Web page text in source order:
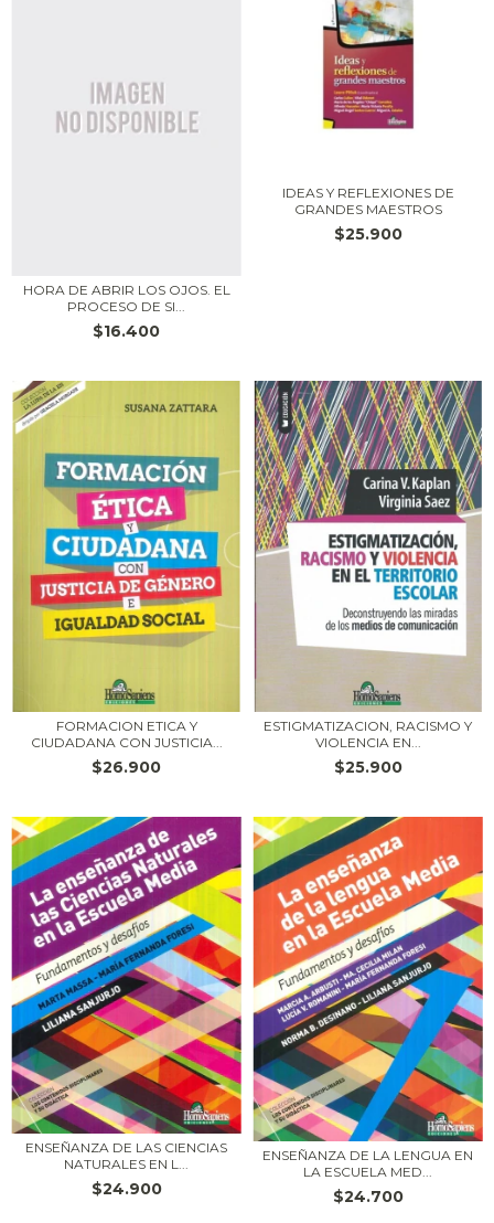
HORA DE ABRIR LOS OJOS. EL
PROCESO DE SI...
$16.400
IDEAS Y REFLEXIONES DE
GRANDES MAESTROS
$25.900
FORMACION ETICA Y
CIUDADANA CON JUSTICIA...
$26.900
ESTIGMATIZACION, RACISMO Y
VIOLENCIA EN...
$25.900
ENSEÑANZA DE LAS CIENCIAS
NATURALES EN L...
$24.900
ENSEÑANZA DE LA LENGUA EN
LA ESCUELA MED...
$24.700